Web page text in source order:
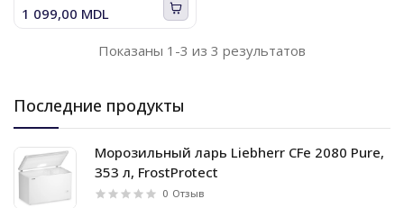
Последние продукты
Морозильный ларь Liebherr CFe 2080 Pure,
353 л, FrostProtect
0 Отзыв
1 099,00 MDL
Показаны 1-3 из 3 результатов